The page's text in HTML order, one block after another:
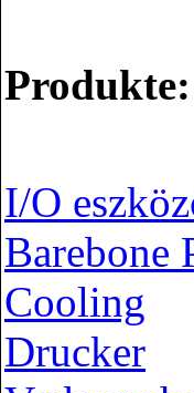
Produkte:
I/O
Barebone
Cooling
Drucker